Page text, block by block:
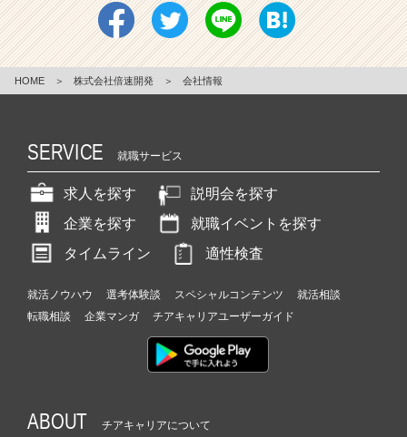
HOME ＞ 株式会社倍速開発 ＞ 会社情報
SERVICE 就職サービス
求人を探す
説明会を探す
企業を探す
就職イベントを探す
タイムライン
適性検査
就活ノウハウ 選考体験談 スペシャルコンテンツ
就活相談
転職相談
企業マンガ チアキャリアユーザーガイド
ABOUT チアキャリアについて